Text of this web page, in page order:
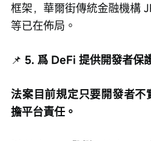
框架，華爾街傳統金融機構
等已在佈局。
📌 5. 爲 DeFi 提供開發者保
法案目前規定只要開發者
擔平台責任。